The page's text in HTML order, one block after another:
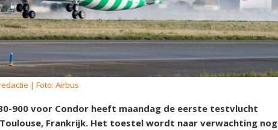
| Foto: Airbus
900 voor Condor heeft maandag de eerste testvlucht
Frankrijk. Het toestel wordt naar verwachting nog